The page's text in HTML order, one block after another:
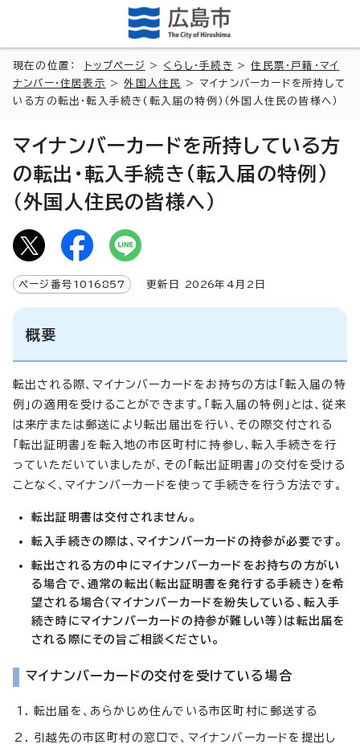
現在の位置： トップページ > くらし・手続き >住民票・戸籍・マイ
ナンバー・住居表示
>外国人住民
> マイナンバーカードを所持して
いる方の転出・転入手続き(転入届の特例)（外国人住民の皆様へ）
マイナンバーカードを所持している方
の転出・転入手続き(転入届の特例)
（外国人住民の皆様へ）
ページ番号 1016857 更新日 2026年4月2日
概要
転出される際、マイナンバーカードをお持ちの方は「転入届の特
例」の適用を受けることができます。「転入届の特例」とは、従来
は来庁または郵送により転出届出を行い、その際交付される
「転出証明書」を転入地の市区町村に持参し、転入手続きを行
っていただいていましたが、その「転出証明書」の交付を受ける
ことなく、マイナンバーカードを使って手続きを行う方法です。
転出証明書は交付されません。
転入手続きの際は、マイナンバーカードの持参が必要です。
転出される方の中にマイナンバーカードをお持ちの方がい
る場合で、通常の転出（転出証明書を発行する手続き）を希
望される場合（マイナンバーカードを紛失している、転入手
続き時にマイナンバーカードの持参が難しい等）は転出届を
される際にその旨ご相談ください。
マイナンバーカードの交付を受けている場合
転出届を、あらかじめ住んでいる市区町村に郵送する
引越先の市区町村の窓口で、マイナンバーカードを提出し